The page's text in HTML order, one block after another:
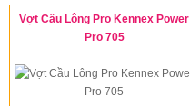
Vợt Cầu Lông Pro Kennex Power
Pro 705